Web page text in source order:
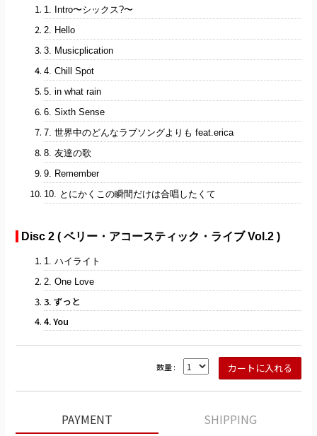
1. Intro〜シックス?〜
2. Hello
3. Musicplication
4. Chill Spot
5. in what rain
6. Sixth Sense
7. 世界中のどんなラブソングよりも feat.erica
8. 友達の歌
9. Remember
10. とにかくこの瞬間だけは合唱したくて
Disc 2 ( ベリー・アコースティック・ライブ Vol.2 )
1. ハイライト
2. One Love
3. ずっと
4. You
数量 :
PAYMENT SHIPPING